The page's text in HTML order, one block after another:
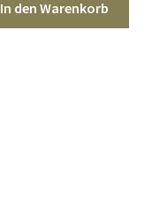
In den Warenkorb